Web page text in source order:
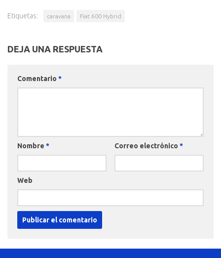
Etiquetas: caravana Fiat 600 Hybrid
DEJA UNA RESPUESTA
Comentario *
Nombre * Correo electrónico *
Web